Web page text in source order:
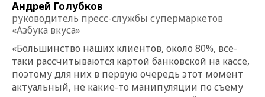
Андрей Голубков
руководитель пресс-службы супермаркетов
«Азбука вкуса»
«Большинство наших клиентов, около 80%, все-
таки рассчитываются картой банковской на кассе,
поэтому для них в первую очередь этот момент
актуальный, не какие-то манипуляции по съему